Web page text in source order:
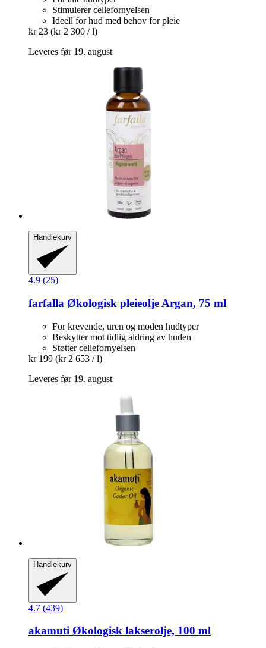
Stimulerer cellefornyelsen
Ideell for hud med behov for pleie
kr 23 (kr 2 300 / l)
Leveres før 19. august
Handlekurv
4.9 (25)
farfalla Økologisk pleieolje Argan, 75 ml
For krevende, uren og moden hudtyper
Beskytter mot tidlig aldring av huden
Støtter cellefornyelsen
kr 199 (kr 2 653 / l)
Leveres før 19. august
Handlekurv
4.7 (439)
akamuti Økologisk lakserolje, 100 ml